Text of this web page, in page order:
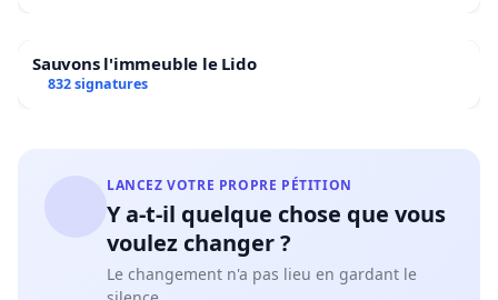
Sauvons l'immeuble le Lido
832 signatures
LANCEZ VOTRE PROPRE PÉTITION
Y a-t-il quelque chose que vous
voulez changer ?
Le changement n'a pas lieu en gardant le